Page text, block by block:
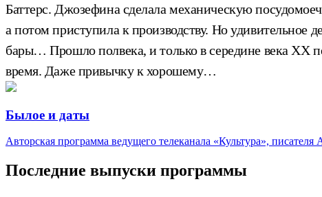
Баттерс. Джозефина сделала механическую
а потом приступила к производству. Но
бары… Прошло полвека, и только в середине века ХХ
время. Даже привычку к хорошему…
Былое и даты
Авторская программа ведущего телеканала «Культура»,
Последние выпуски программы